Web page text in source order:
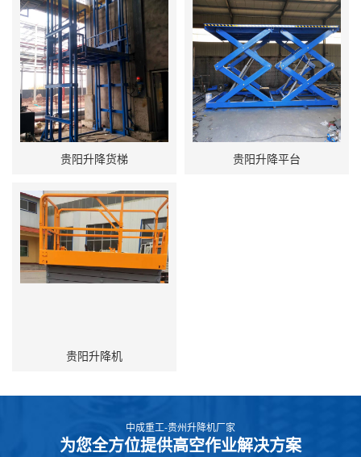
贵阳升降货梯 贵阳升降平台
贵阳升降机
中成重工-贵州升降机厂家
为您全方位提供高空作业解决方案